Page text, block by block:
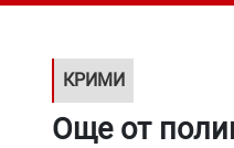
КРИМИ
Още от